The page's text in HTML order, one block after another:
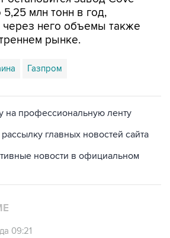
млн тонн в год,
через него объемы также
рынке.
Газпром
на профессиональную ленту
главных новостей сайта
новости в официальном
09:21